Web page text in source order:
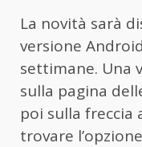
La novità sarà
versione
settimane. Una
sulla pagina
poi sulla freccia
trovare